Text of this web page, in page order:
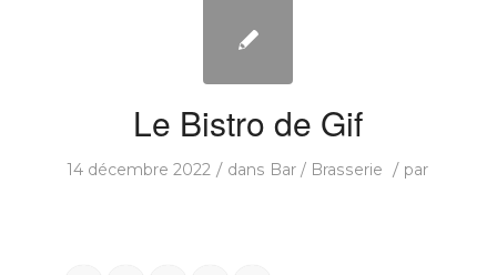
Le Bistro de Gif
14 décembre 2022 / dans Bar / Brasserie / par